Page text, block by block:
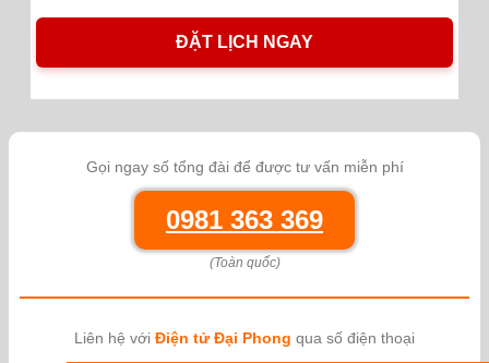
Gọi ngay số tổng đài để được tư vấn miễn phí
0981 363 369
(Toàn quốc)
Liên hệ với Điện tử Đại Phong qua số điện thoại